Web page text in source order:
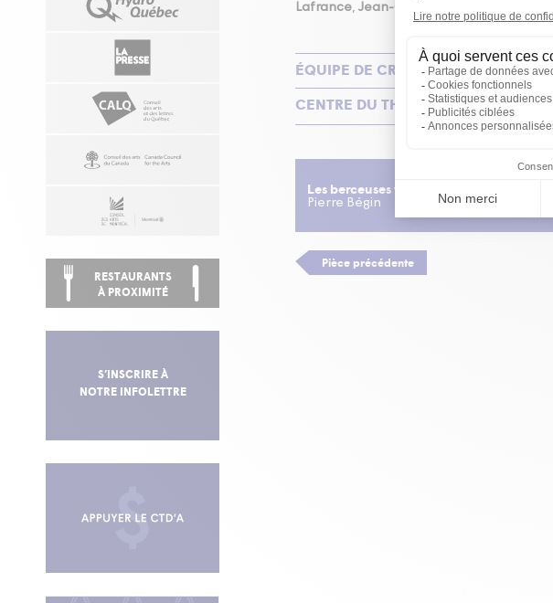
RESTAURANTS
À PROXIMITÉ
S’INSCRIRE À
NOTRE INFOLETTRE
Lafrance, Jean-Guy Roy
ÉQUIPE DE CRÉATION
CENTRE DU THÉÂTRE D'AUJOURD'HUI
Les berceuses transcendantales
Pierre Bégin
Pièce précédente